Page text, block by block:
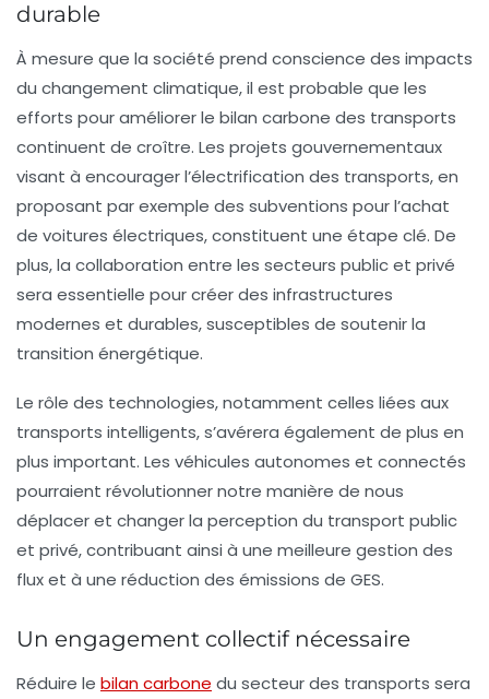
durable
À mesure que la société prend conscience des impacts
du changement climatique, il est probable que les
efforts pour améliorer le bilan carbone des transports
continuent de croître. Les projets gouvernementaux
visant à encourager l’électrification des transports, en
proposant par exemple des subventions pour l’achat
de voitures électriques, constituent une étape clé. De
plus, la collaboration entre les secteurs public et privé
sera essentielle pour créer des infrastructures
modernes et durables, susceptibles de soutenir la
transition énergétique.
Le rôle des technologies, notamment celles liées aux
transports intelligents, s’avérera également de plus en
plus important. Les véhicules autonomes et connectés
pourraient révolutionner notre manière de nous
déplacer et changer la perception du transport public
et privé, contribuant ainsi à une meilleure gestion des
flux et à une réduction des émissions de GES.
Un engagement collectif nécessaire
Réduire le bilan carbone du secteur des transports sera